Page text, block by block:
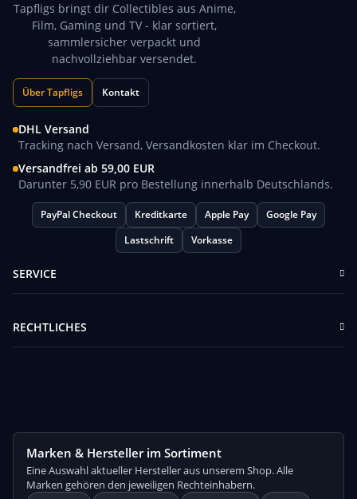
DHL Versand
Tracking nach Versand, Versandkosten klar im Checkout.
Versandfrei ab 59,00 EUR
Darunter 5,90 EUR pro Bestellung innerhalb Deutschlands.
PayPal Checkout Kreditkarte Apple Pay
Google Pay
Lastschrift
Vorkasse
SERVICE
RECHTLICHES
Tapfligs bringt dir Collectibles aus Anime,
Film, Gaming und TV - klar sortiert,
sammlersicher verpackt und
nachvollziehbar versendet.
Über Tapfligs Kontakt
Marken & Hersteller im Sortiment
Eine Auswahl aktueller Hersteller aus unserem Shop. Alle
Marken gehören den jeweiligen Rechteinhabern.